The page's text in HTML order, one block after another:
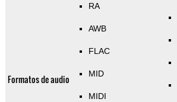
Formatos de audio
RA
AWB
FLAC
MID
MIDI